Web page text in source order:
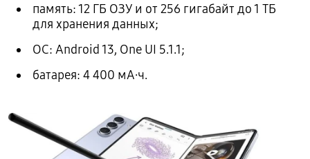
память: 12 ГБ ОЗУ и от 256 гигабайт до 1 ТБ
для хранения данных;
ОС: Android 13, One UI 5.1.1;
батарея: 4 400 мА·ч.